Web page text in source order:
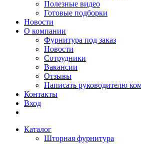
Полезные видео
Готовые подборки
Новости
О компании
Фурнитура под заказ
Новости
Сотрудники
Вакансии
Отзывы
Написать руководителю
Контакты
Вход
Каталог
Шторная фурнитура